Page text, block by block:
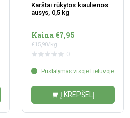
Karštai rūkytos kiaulienos
ausys, 0,5 kg
Kaina €7,95
€15,90/kg
0
Pristatymas visoje Lietuvoje
Į KREPŠELĮ